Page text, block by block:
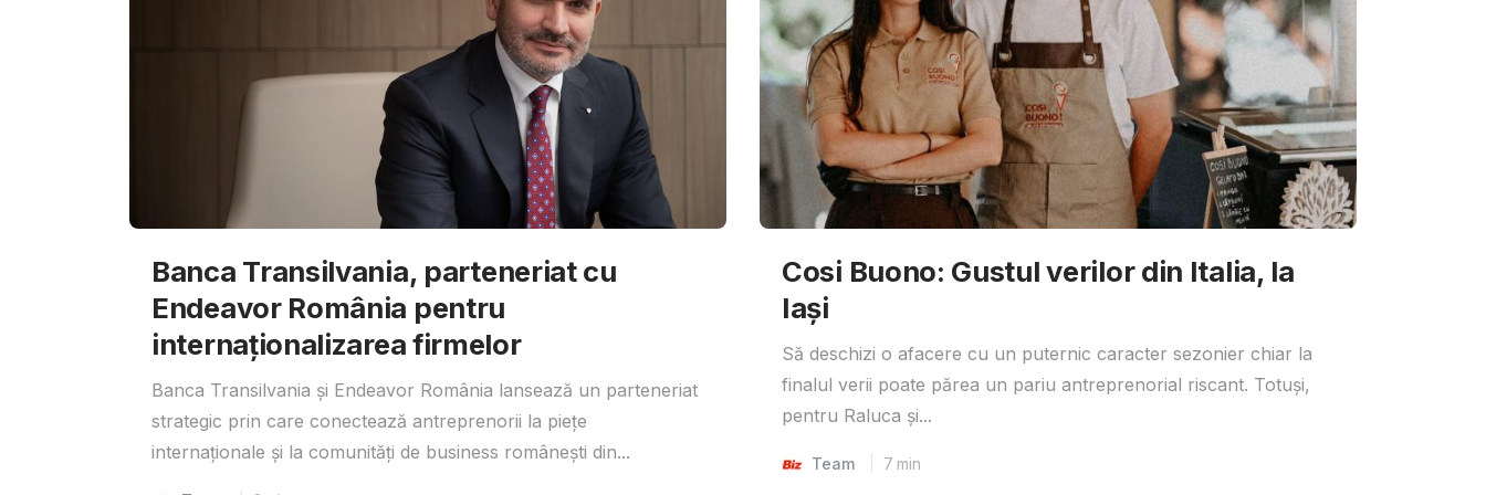
Banca Transilvania, parteneriat cu
Endeavor România pentru
internaționalizarea firmelor
Banca Transilvania și Endeavor România lansează un parteneriat
strategic prin care conectează antreprenorii la piețe
internaționale și la comunități de business românești din...
Cosi Buono: Gustul verilor din Italia, la
Iași
Să deschizi o afacere cu un puternic caracter sezonier chiar la
finalul verii poate părea un pariu antreprenorial riscant. Totuși,
pentru Raluca și...
Team 7 min